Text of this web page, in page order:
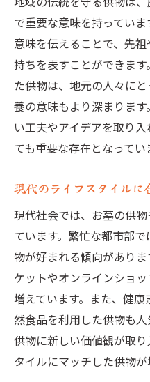
で重要な意味を持ってい
意味を伝えることで、先
持ちを表すことができま
た供物は、地元の人々に
養の意味もより深まりま
い工夫やアイデアを取り
ても重要な存在となってい
現代のライフスタイルに
現代社会では、お墓の供
ています。繁忙な都市部
物が好まれる傾向があり
ケットやオンラインショ
増えています。また、健
然食品を利用した供物も
供物に新しい価値観が取
タイルにマッチした供物が